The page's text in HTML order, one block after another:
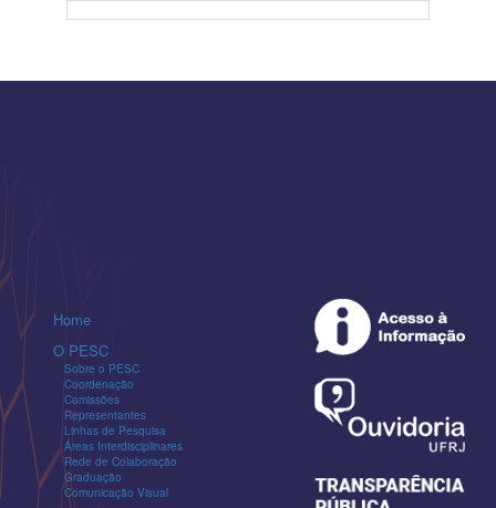
Home
O PESC
Sobre o PESC
Coordenação
Comissões
Representantes
Linhas de Pesquisa
Áreas Interdisciplinares
Rede de Colaboração
Graduação
Comunicação Visual